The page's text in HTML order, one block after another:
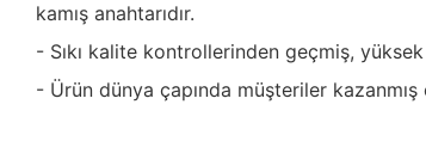
kamış anahtarıdır.
- Sıkı kalite kontrollerinden geçmiş,
- Ürün dünya çapında müşteriler